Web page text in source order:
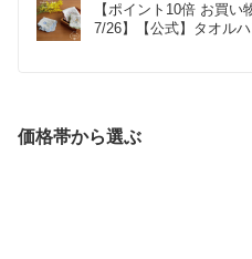
【ポイント10倍 お買
7/26】【公式】タオル
価格帯から選ぶ